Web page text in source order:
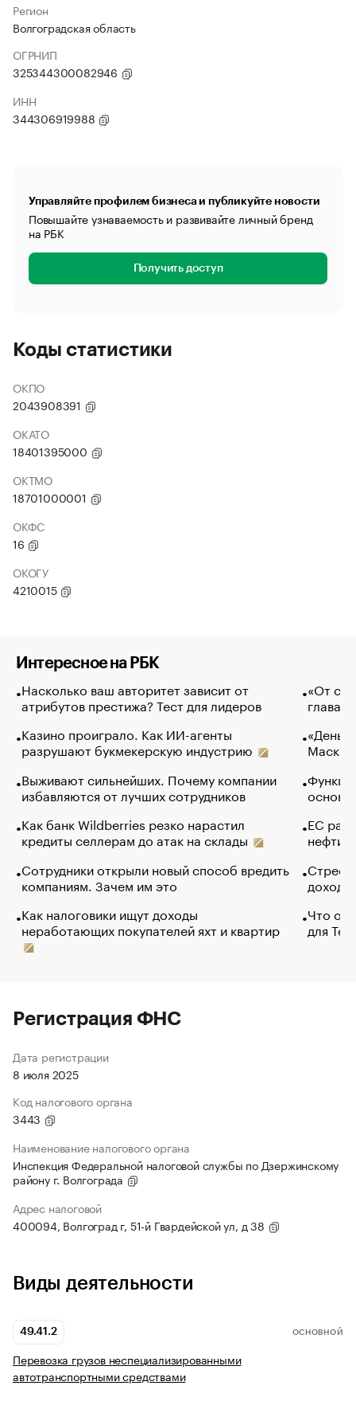
Регион
Волгоградская область
ОГРНИП
325344300082946
ИНН
344306919988
Управляйте профилем бизнеса и публикуйте новости
Повышайте узнаваемость и развивайте личный бренд
на РБК
Получить доступ
Коды статистики
ОКПО
2043908391
ОКАТО
18401395000
ОКТМО
18701000001
ОКФС
16
ОКОГУ
4210015
Интересное на РБК
Насколько ваш авторитет зависит от
атрибутов престижа? Тест для лидеров
Казино проиграло. Как ИИ-агенты
разрушают букмекерскую индустрию
Выживают сильнейших. Почему компании
избавляются от лучших сотрудников
Как банк Wildberries резко нарастил
кредиты селлерам до атак на склады
Сотрудники открыли новый способ вредить
компаниям. Зачем им это
Как налоговики ищут доходы
неработающих покупателей яхт и квартир
«От
глава
Маск в
основ
ЕС
нефти
Что
для
Регистрация ФНС
Дата регистрации
8 июля 2025
Код налогового органа
3443
Наименование налогового органа
Инспекция Федеральной налоговой службы по Дзержинскому
району г. Волгограда
Адрес налоговой
400094, Волгоград г, 51-й Гвардейской ул, д 38
Виды деятельности
49.41.2 ОСНОВНОЙ
Перевозка грузов неспециализированными
автотранспортными средствами